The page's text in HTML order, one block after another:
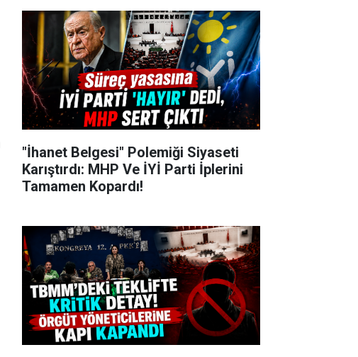
"İhanet Belgesi" Polemiği Siyaseti
Karıştırdı: MHP Ve İYİ Parti İplerini
Tamamen Kopardı!